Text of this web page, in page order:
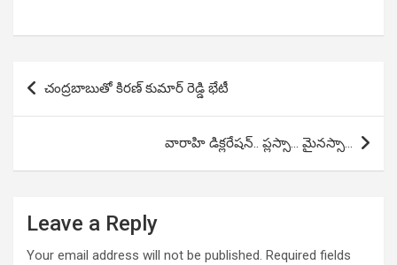
Post
navigation
చంద్రబాబుతో కిరణ్ కుమార్ రెడ్డి భేటీ
వారాహి డిక్లరేషన్.. ప్లస్సా… మైనస్సా…
Leave a Reply
Your email address will not be published. Required fields